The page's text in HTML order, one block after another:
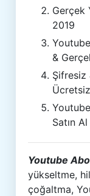
Gerçek
2019
&
Şifresiz
Satın Al
Youtube
yükseltme,
çoğaltma,